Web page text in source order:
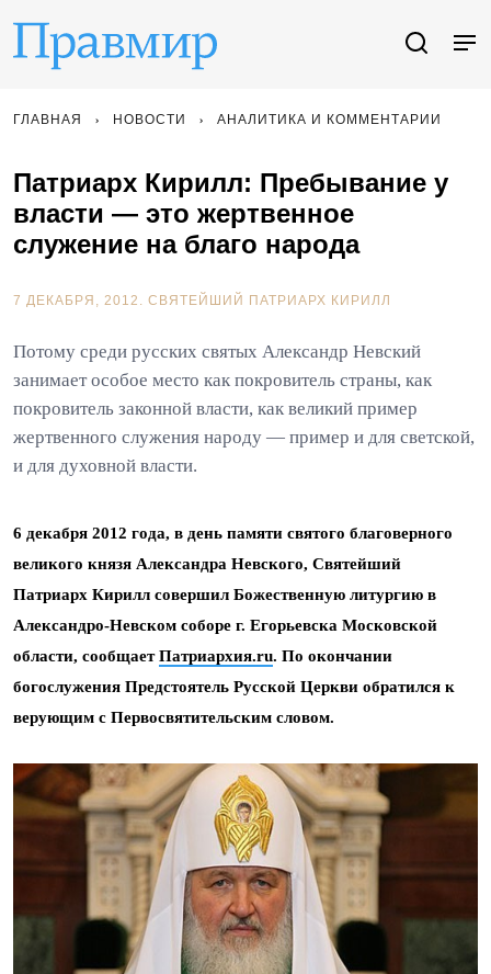
ГЛАВНАЯ НОВОСТИ АНАЛИТИКА И КОММЕНТАРИИ
Патриарх Кирилл: Пребывание у
власти — это жертвенное
служение на благо народа
7 ДЕКАБРЯ, 2012. СВЯТЕЙШИЙ ПАТРИАРХ КИРИЛЛ
Потому среди русских святых Александр Невский
занимает особое место как покровитель страны, как
покровитель законной власти, как великий пример
жертвенного служения народу — пример и для светской,
и для духовной власти.
6 декабря 2012 года, в день памяти святого благоверного
великого князя Александра Невского, Святейший
Патриарх Кирилл совершил Божественную литургию в
Александро-Невском соборе г. Егорьевска Московской
области, сообщаетПатриархия.ru. По окончании
богослужения Предстоятель Русской Церкви обратился к
верующим с Первосвятительским словом.